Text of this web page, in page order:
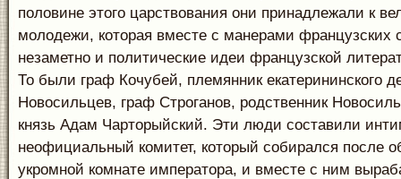
половине этого царствования они принадлежали к
молодежи, которая вместе с манерами французских
незаметно и политические идеи французской
То были граф Кочубей, племянник екатерининского
Новосильцев, граф Строганов, родственник
князь Адам Чарторыйский. Эти люди составили
неофициальный комитет, который собирался после
укромной комнате императора, и вместе с ним